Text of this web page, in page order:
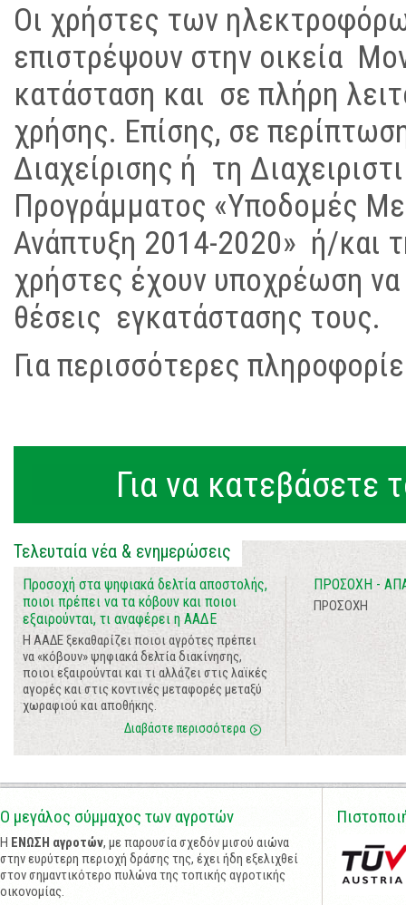
Οι χρήστες των
επιστρέψουν στην οικεία
κατάσταση και σε πλήρη
χρήσης. Επίσης, σε
Διαχείρισης ή τη
Προγράμματος «Υποδομές
Ανάπτυξη 2014-2020» ή/και
χρήστες έχουν υποχρέωση
θέσεις εγκατάστασης τους.
Για περισσότερες
Για να κατεβάσετε
Τελευταία νέα & ενημερώσεις
Προσοχή στα ψηφιακά δελτία αποστολής,
ποιοι πρέπει να τα κόβουν και ποιοι
εξαιρούνται, τι αναφέρει η ΑΑΔΕ
Η ΑΑΔΕ ξεκαθαρίζει ποιοι αγρότες πρέπει
να «κόβουν» ψηφιακά δελτία διακίνησης,
ποιοι εξαιρούνται και τι αλλάζει στις λαϊκές
αγορές και στις κοντινές μεταφορές μεταξύ
χωραφιού και αποθήκης.
Διαβάστε περισσότερα
ΠΡΟΣΟΧΗ -
ΠΡΟΣΟΧΗ
Ο μεγάλος σύμμαχος των αγροτών
Η ΕΝΩΣΗ αγροτών, με παρουσία σχεδόν μισού αιώνα
στην ευρύτερη περιοχή δράσης της, έχει ήδη εξελιχθεί
στον σημαντικότερο πυλώνα της τοπικής αγροτικής
οικονομίας.